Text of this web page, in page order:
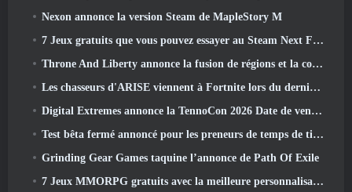
Nexon annonce la version Steam de MapleStory M
7 Jeux gratuits que vous pouvez essayer au Steam Next Fest
Throne And Liberty annonce la fusion de régions et la consolidation de serveurs
Les chasseurs d'ARISE viennent à Fortnite lors du dernier événement de collaboration
Digital Extremes annonce la TennoCon 2026 Date de vente des billets
Test bêta fermé annoncé pour les preneurs de temps de tir à la troisième personne
Grinding Gear Games taquine l’annonce de Path Of Exile
7 Jeux MMORPG gratuits avec la meilleure personnalisation des personnages